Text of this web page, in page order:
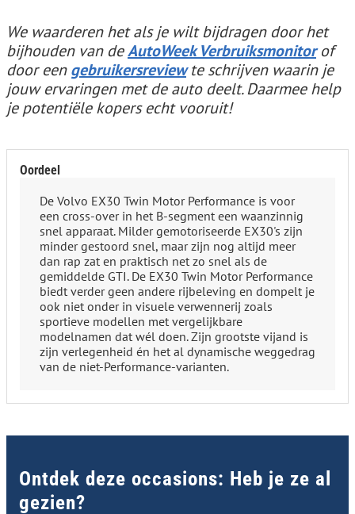
We waarderen het als je wilt bijdragen door het
bijhouden van deAutoWeek Verbruiksmonitorof
door eengebruikersreviewte schrijven waarin je
jouw ervaringen met de auto deelt. Daarmee help
je potentiële kopers echt vooruit!
Oordeel
De Volvo EX30 Twin Motor Performance is voor
een cross-over in het B-segment een waanzinnig
snel apparaat. Milder gemotoriseerde EX30's zijn
minder gestoord snel, maar zijn nog altijd meer
dan rap zat en praktisch net zo snel als de
gemiddelde GTI. De EX30 Twin Motor Performance
biedt verder geen andere rijbeleving en dompelt je
ook niet onder in visuele verwennerij zoals
sportieve modellen met vergelijkbare
modelnamen dat wél doen. Zijn grootste vijand is
zijn verlegenheid én het al dynamische weggedrag
van de niet-Performance-varianten.
Ontdek deze occasions: Heb je ze al
gezien?